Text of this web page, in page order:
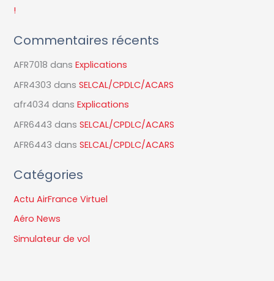
:!
Commentaires récents
AFR7018 dansExplications
AFR4303 dansSELCAL/CPDLC/ACARS
afr4034 dansExplications
AFR6443 dansSELCAL/CPDLC/ACARS
AFR6443 dansSELCAL/CPDLC/ACARS
Catégories
Actu AirFrance Virtuel
Aéro News
Simulateur de vol